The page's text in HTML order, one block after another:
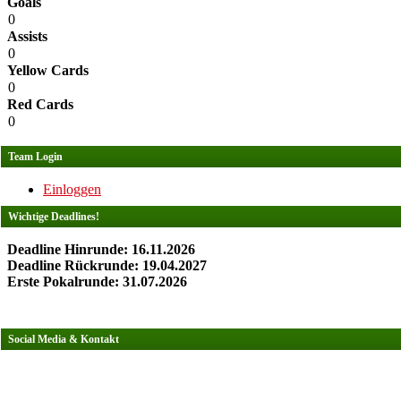
0
Assists
0
Yellow Cards
0
Red Cards
0
Team Login
Einloggen
Wichtige Deadlines!
Deadline Hinrunde: 16.11.2026
Deadline Rückrunde: 19.04.2027
Erste Pokalrunde: 31.07.2026
Social Media & Kontakt